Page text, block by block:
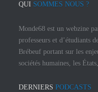
QUI SOMMES NOUS ?
Monde68 est un webzine
professeurs et d’étudiants
Brébeuf portant sur les
sociétés humaines, les
DERNIERS PODCASTS